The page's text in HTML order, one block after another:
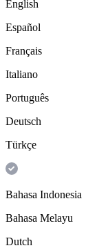
English
Español
Français
Italiano
Português
Deutsch
Türkçe
Bahasa Indonesia
Bahasa Melayu
Dutch